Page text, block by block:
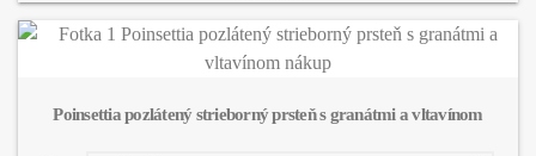
Poinsettia pozlátený strieborný prsteň s granátmi a vltavínom